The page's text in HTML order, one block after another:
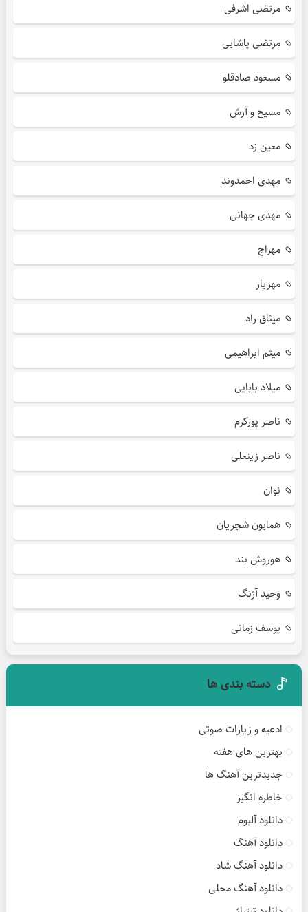
مرتضی اشرفی
مرتضی پاشایی
مسعود صادقلو
مسیح و آرش
معین زد
مهدی احمدوند
مهدی جهانی
مهراج
مهریار
میثاق راد
میثم ابراهیمی
میلاد بابایی
ناصر پورکرم
ناصر زینعلی
نوان
همایون شجریان
هوروش بند
وحید آژنگ
یوسف زمانی
دسته بندی ها
ادعیه و زیارات صوتی
بهترین های هفته
جدیدترین آهنگ ها
خاطره انگیز
دانلود آلبوم
دانلود آهنگ
دانلود آهنگ شاد
دانلود آهنگ محلی